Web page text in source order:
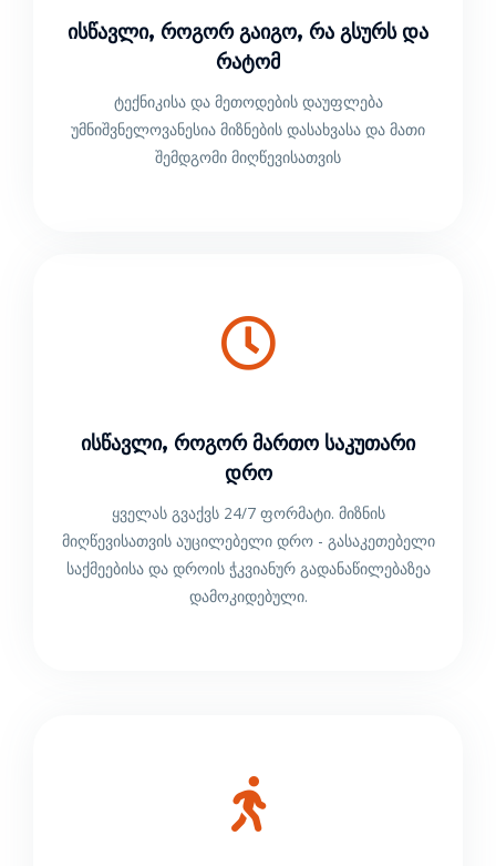
Ისწავლი, Როგორ Გაიგო, Რა Გსურს Და
Რატომ
ტექნიკისა და მეთოდების დაუფლება
უმნიშვნელოვანესია მიზნების დასახვასა და მათი
შემდგომი მიღწევისათვის
Ისწავლი, Როგორ Მართო Საკუთარი
Დრო
ყველას გვაქვს 24/7 ფორმატი. მიზნის
მიღწევისათვის აუცილებელი დრო - გასაკეთებელი
საქმეებისა და დროის ჭკვიანურ გადანაწილებაზეა
დამოკიდებული.